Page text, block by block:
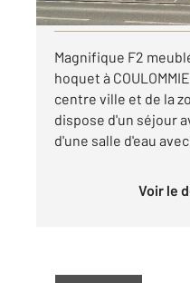
Visiter le site dédié
Magnifique F2
hoquet à
centre ville et de la
dispose d'un séjour
d'une salle d'eau
Voir le